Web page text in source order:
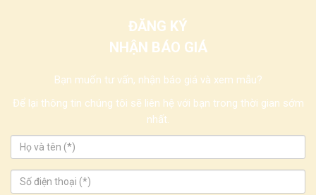
ĐĂNG KÝ
NHẬN BÁO GIÁ
Bạn muốn tư vấn, nhận báo giá và xem mẫu?
Để lại thông tin chúng tôi sẽ liên hệ với bạn trong thời gian sớm
nhất.